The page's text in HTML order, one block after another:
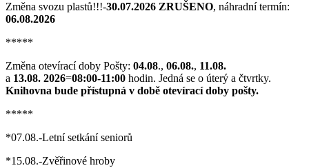
Změna svozu plastů!!!-30.07.2026 ZRUŠENO, náhradní termín:
06.08.2026
*****
Změna otevírací doby Pošty: 04.08., 06.08., 11.08.
a 13.08. 2026=08:00-11:00 hodin. Jedná se o úterý a čtvrtky.
Knihovna bude přístupná v době otevírací doby pošty.
*****
*07.08.-Letní setkání seniorů
*15.08.-Zvěřinové hroby